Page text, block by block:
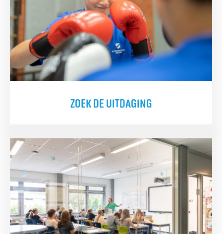
ZOEK DE UITDAGING